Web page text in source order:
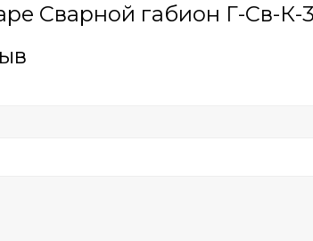
Сварной габион Г-Св-К-